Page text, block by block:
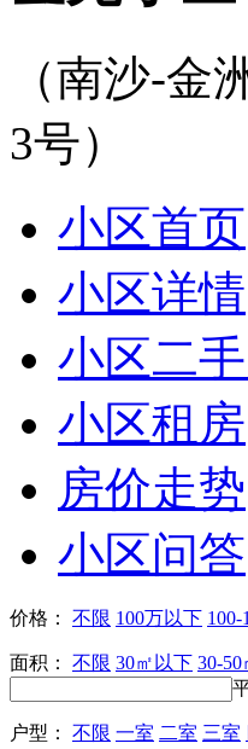
（南沙-
3号）
小区首页
小区详情
小区二
小区租房
房价走势
小区问答
价格： 不限 100万以下 100-
面积： 不限 30㎡以下 30-50
户型： 不限 一室 二室 三室